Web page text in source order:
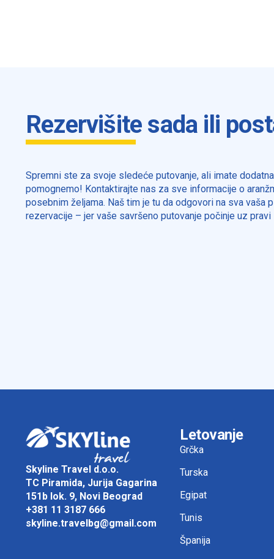
Rezervišite sada ili
Spremni ste za svoje sledeće putovanje, ali imate
pomognemo! Kontaktirajte nas za sve informacije o
posebnim željama. Naš tim je tu da odgovori na sva vaša
rezervacije – jer vaše savršeno putovanje počinje uz pravi
Skyline Travel d.o.o.
TC Piramida, Jurija Gagarina
151b lok. 9, Novi Beograd
+381 11 3187 666
skyline.travelbg@gmail.com
Letovanje
Grčka
Turska
Egipat
Tunis
Španija